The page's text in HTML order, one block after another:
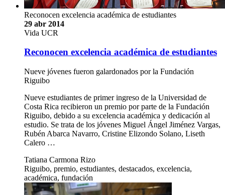
Reconocen excelencia académica de estudiantes
29 abr 2014
Vida UCR
Reconocen excelencia académica de estudiantes
Nueve jóvenes fueron galardonados por la Fundación
Riguibo
Nueve estudiantes de primer ingreso de la Universidad de
Costa Rica recibieron un premio por parte de la Fundación
Riguibo, debido a su excelencia académica y dedicación al
estudio. Se trata de los jóvenes Miguel Ángel Jiménez Vargas,
Rubén Abarca Navarro, Cristine Elizondo Solano, Liseth
Calero …
Tatiana Carmona Rizo
Riguibo, premio, estudiantes, destacados, excelencia,
académica, fundación